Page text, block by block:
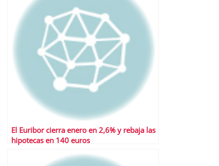
El Euribor cierra enero en 2,6% y rebaja las
hipotecas en 140 euros